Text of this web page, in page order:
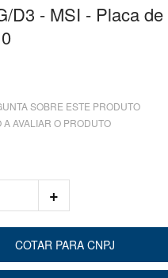
D3 - MSI - Placa
SOBRE ESTE PRODUTO
AVALIAR O PRODUTO
COTAR PARA CNPJ